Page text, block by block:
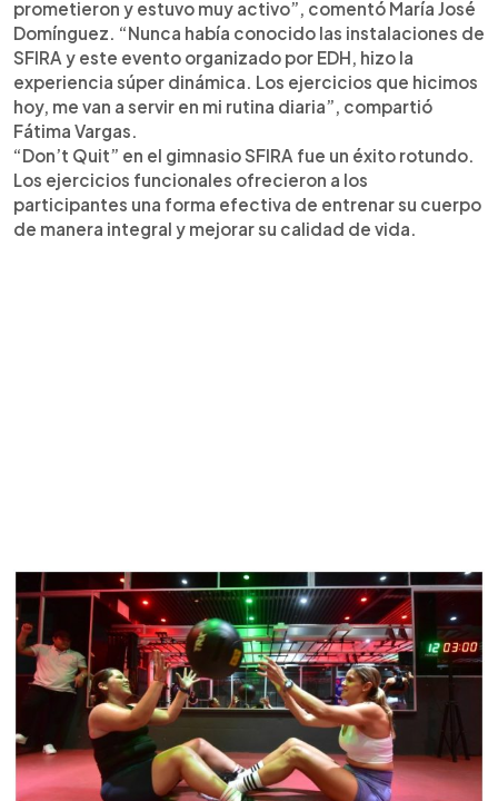
prometieron y estuvo muy activo”, comentó María José
Domínguez. “Nunca había conocido las instalaciones de
SFIRA y este evento organizado por EDH, hizo la
experiencia súper dinámica. Los ejercicios que hicimos
hoy, me van a servir en mi rutina diaria”, compartió
Fátima Vargas.
“Don’t Quit” en el gimnasio SFIRA fue un éxito rotundo.
Los ejercicios funcionales ofrecieron a los
participantes una forma efectiva de entrenar su cuerpo
de manera integral y mejorar su calidad de vida.